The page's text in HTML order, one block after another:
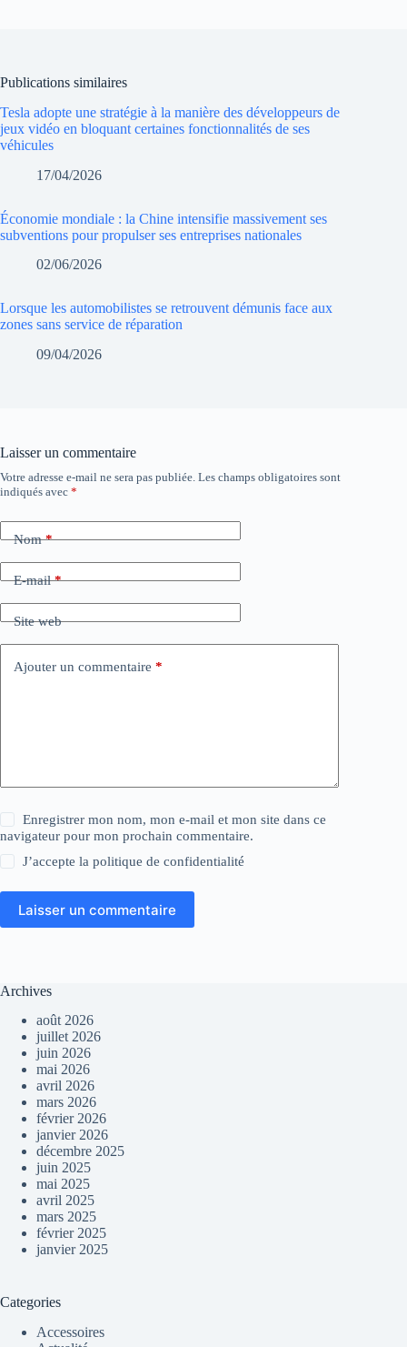
Publications similaires
Tesla adopte une stratégie à la manière des développeurs de
jeux vidéo en bloquant certaines fonctionnalités de ses
véhicules
17/04/2026
Économie mondiale : la Chine intensifie massivement ses
subventions pour propulser ses entreprises nationales
02/06/2026
Lorsque les automobilistes se retrouvent démunis face aux
zones sans service de réparation
09/04/2026
Laisser un commentaire
Votre adresse e-mail ne sera pas publiée. Les champs obligatoires sont
indiqués avec *
Nom*
E-mail*
Site web
Ajouter un commentaire *
Enregistrer mon nom, mon e-mail et mon site dans ce
navigateur pour mon prochain commentaire.
J’accepte lapolitique de confidentialité
Laisser un commentaire
Archives
août 2026
juillet 2026
juin 2026
mai 2026
avril 2026
mars 2026
février 2026
janvier 2026
décembre 2025
juin 2025
mai 2025
avril 2025
mars 2025
février 2025
janvier 2025
Categories
Accessoires